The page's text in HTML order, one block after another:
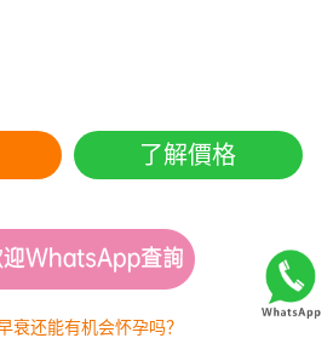
了解價格
衰还能有机会怀孕吗？